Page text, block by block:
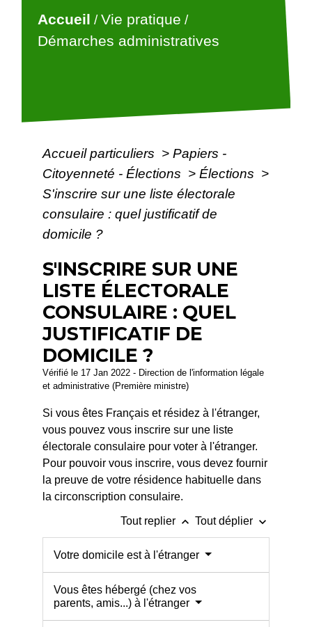
Accueil /Vie pratique /
Démarches administratives
Accueil particuliers > Papiers -
Citoyenneté - Élections > Élections >
S'inscrire sur une liste électorale
consulaire : quel justificatif de
domicile ?
S'INSCRIRE SUR UNE
LISTE ÉLECTORALE
CONSULAIRE : QUEL
JUSTIFICATIF DE
DOMICILE ?
Vérifié le 17 Jan 2022 - Direction de l'information légale
et administrative (Première ministre)
Si vous êtes Français et résidez à l'étranger,
vous pouvez vous inscrire sur une liste
électorale consulaire pour voter à l'étranger.
Pour pouvoir vous inscrire, vous devez fournir
la preuve de votre résidence habituelle dans
la circonscription consulaire.
Tout replier keyboard_arrow_up Tout déplier keyboard_arrow_down
Votre domicile est à l'étranger
Vous êtes hébergé (chez vos
parents, amis...) à l'étranger